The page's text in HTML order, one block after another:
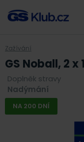
Zažívání
GS Noball, 2 x
Doplněk stravy
Nadýmání
NA 200 DNÍ